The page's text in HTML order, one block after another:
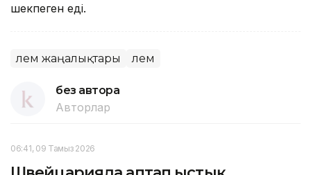
шекпеген еді.
Әлем жаңалықтары Әлем
без автора
Авторлар
06:41, 09 Тамыз 2026